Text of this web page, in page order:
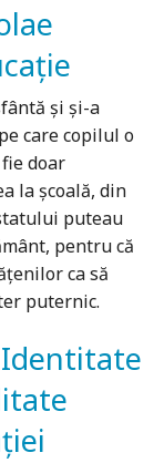
şi şi-a
care copilul o
doar
la şcoală, din
puteau
pentru că
ca să
puternic.
Identitate